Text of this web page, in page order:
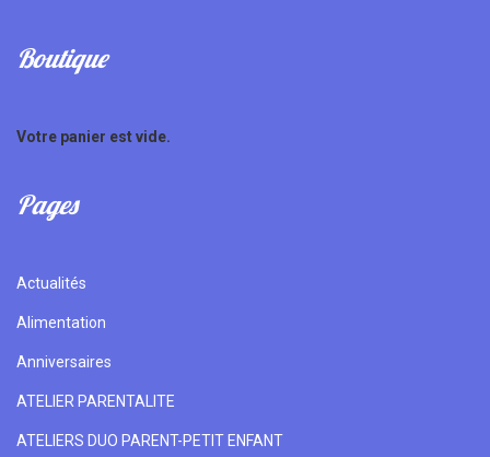
Boutique
Votre panier est vide.
Pages
Actualités
Alimentation
Anniversaires
ATELIER PARENTALITE
ATELIERS DUO PARENT-PETIT ENFANT